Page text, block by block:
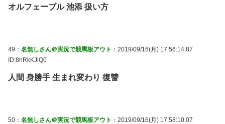
オルフェーブル 池添 扱い方
49： 名無しさん＠実況で競馬板アウト ：2019/09/16(月) 17:56:14.87
ID:8hRkKJiQ0
人間 身勝手 生まれ変わり 復讐
50： 名無しさん＠実況で競馬板アウト ：2019/09/16(月) 17:58:10.07